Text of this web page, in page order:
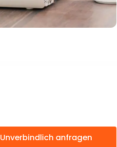
Unverbindlich anfragen